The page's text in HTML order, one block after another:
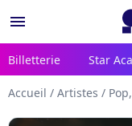
menu
Billetterie Star
Accueil / Artistes /